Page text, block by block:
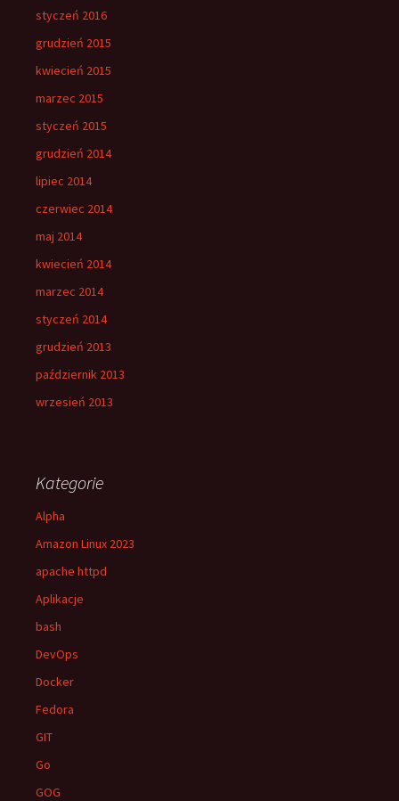
styczeń 2016
grudzień 2015
kwiecień 2015
marzec 2015
styczeń 2015
grudzień 2014
lipiec 2014
czerwiec 2014
maj 2014
kwiecień 2014
marzec 2014
styczeń 2014
grudzień 2013
październik 2013
wrzesień 2013
Kategorie
Alpha
Amazon Linux 2023
apache httpd
Aplikacje
bash
DevOps
Docker
Fedora
GIT
Go
GOG